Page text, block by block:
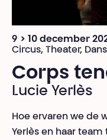
9 > 10 december
Circus, Theater, Dans
Corps
Lucie Yerlès
Hoe ervaren we de
Yerlès en haar